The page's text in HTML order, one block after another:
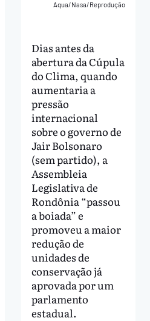
Aqua/Nasa/Reprodução
Dias antes da
abertura da Cúpula
do Clima, quando
aumentaria a
pressão
internacional
sobre o governo de
Jair Bolsonaro
(sem partido), a
Assembleia
Legislativa de
Rondônia “passou
a boiada” e
promoveu a maior
redução de
unidades de
conservação já
aprovada por um
parlamento
estadual.